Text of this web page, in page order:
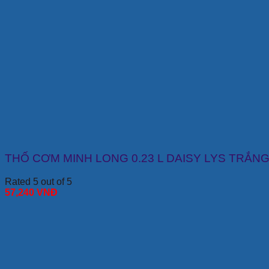
THỐ CƠM MINH LONG 0.23 L DAISY LYS
Rated 5 out of 5
57,240 VNĐ